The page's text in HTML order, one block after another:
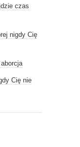
czas
nigdy Cię
Cię nie